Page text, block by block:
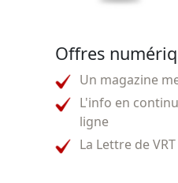
Offres
Un magazine
L'info en
ligne
La Lettre de VRT